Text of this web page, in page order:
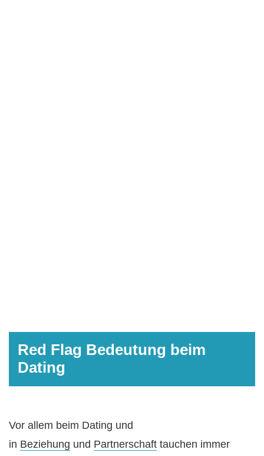
Red Flag Bedeutung beim
Dating
Vor allem beim Dating und
in Beziehung und Partnerschaft tauchen immer